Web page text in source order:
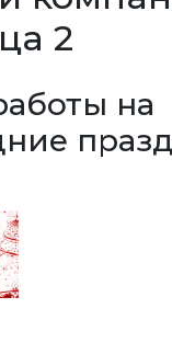
2
на